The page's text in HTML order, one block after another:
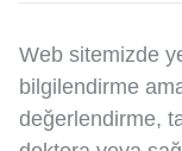
Web sitemizde
bilgilendirme
değerlendirme,